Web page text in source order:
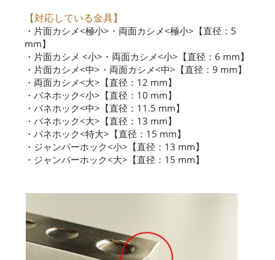
【対応している金具】
・片面カシメ<極小>・両面カシメ<極小>【直径：5
mm】
・片面カシメ <小>・両面カシメ<小>【直径：6 mm】
・片面カシメ<中>・両面カシメ<中>【直径：9 mm】
・両面カシメ<大>【直径：12 mm】
・バネホック<小>【直径：10 mm】
・バネホック<中>【直径：11.5 mm】
・バネホック<大>【直径：13 mm】
・バネホック<特大>【直径：15 mm】
・ジャンパーホック<小>【直径：13 mm】
・ジャンパーホック<大>【直径：15 mm】